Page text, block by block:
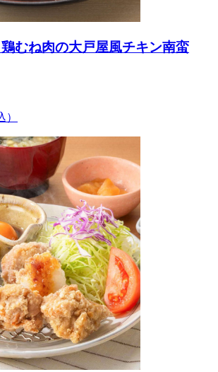
鶏むね肉の大戸屋風チキン南蛮
）